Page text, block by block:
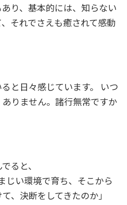
り、基本的には、知らない
それでさえも癒されて感動
と日々感じています。 いつ
りません。諸行無常ですか
ると、
じい環境で育ち、そこから
、決断をしてきたのか｣